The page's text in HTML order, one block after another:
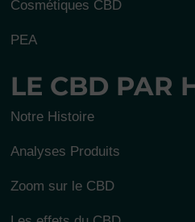
Cosmétiques CBD
PEA
LE CBD PAR
Notre Histoire
Analyses Produits
Zoom sur le CBD